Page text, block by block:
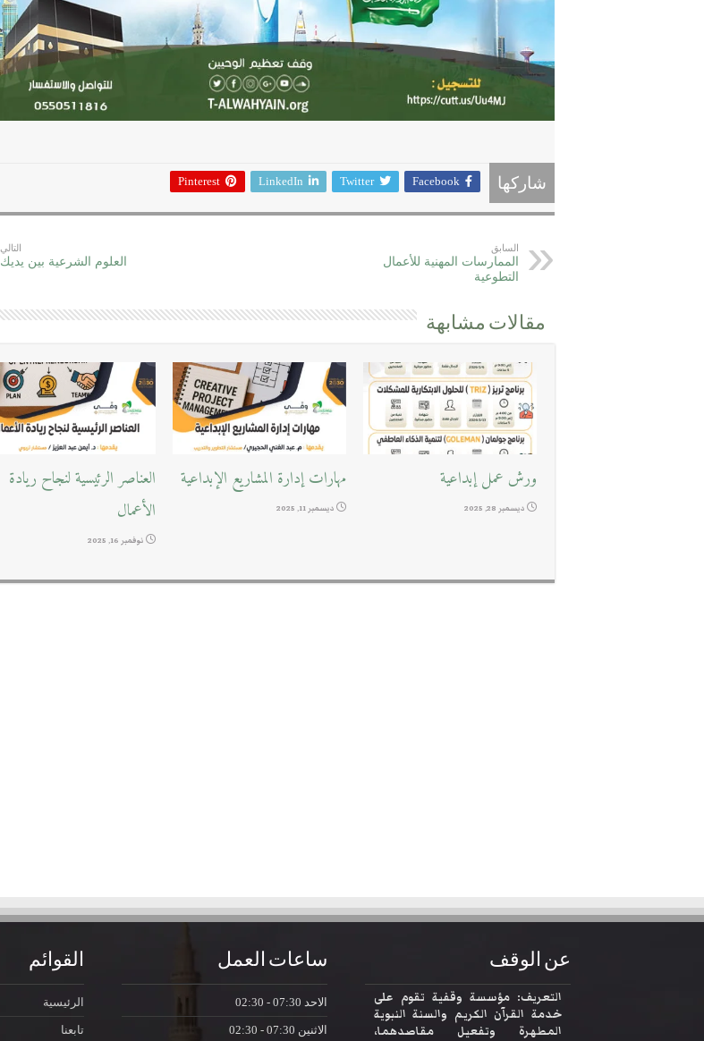
شاركها Facebook
Twitter
LinkedIn
Pinterest
السابق
الممارسات المهنية للأعمال
التطوعية
التالي
العلوم الشرعية بين يديك
مقالات مشابهة
ورش عمل إبداعية
ديسمبر 28, 2025
مهارات إدارة المشاريع الإبداعية
ديسمبر 11, 2025
العناصر الرئيسية لنجاح ريادة
الأعمال
نوفمبر 16, 2025
عن الوقف
التعريف: مؤسسة وقفية تقوم على
خدمة القرآن الكريم والسنة النبوية
المطهرة وتفعيل مقاصدهما،
ساعات العمل
الاحد
الاثنين
القوائم
الرئيسية
تابعنا